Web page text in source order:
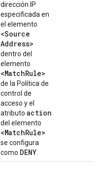
dirección IP
especificada en
el elemento
<Source
Address>
dentro del
elemento
<MatchRule>
de la Política de
control de
acceso y el
atributo action
del elemento
<MatchRule>
se configura
como DENY